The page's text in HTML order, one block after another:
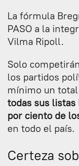
La fórmula
PASO a la
Vilma Ripoll.
Solo
los partidos
mínimo un
todas sus listas
por ciento de
en todo el país.
Certeza